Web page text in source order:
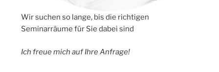
Wir suchen so lange, bis die richtigen
Seminarräume für Sie dabei sind
Ich freue mich auf Ihre Anfrage!